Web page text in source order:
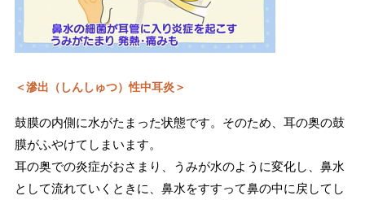
＜滲出（しんしゅつ）性中耳炎＞
鼓膜の内側に水がたまった状態です。そのため、耳の奥の鼓
膜がふやけてしまいます。
耳の奥での炎症がおさまり、うみが水のように変化し、鼻水
として流れていくときに、鼻水をすすって鼻の中に戻してし